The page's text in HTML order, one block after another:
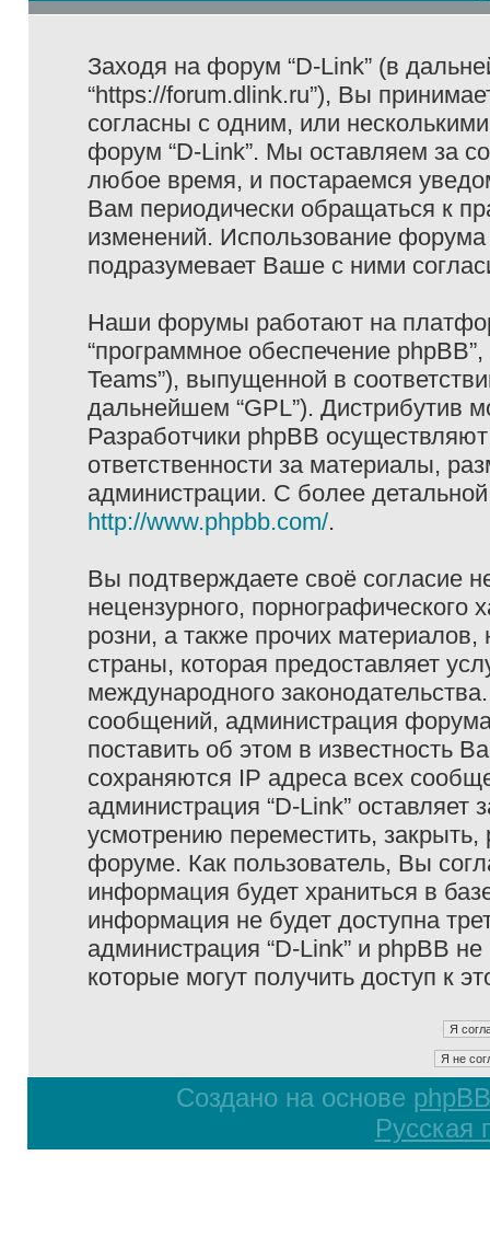
Заходя на форум “D-Link” (в
“https://forum.dlink.ru”), Вы
согласны с одним, или
форум “D-Link”. Мы оставляем за
любое время, и постараемся
Вам периодически обращаться к
изменений. Использование
подразумевает Ваше с ними
Наши форумы работают на
“программное обеспечение
Teams”), выпущенной в
дальнейшем “GPL”). Дистрибутив
Разработчики phpBB
ответственности за материалы,
администрации. С более
http://www.phpbb.com/.
Вы подтверждаете своё согласие
нецензурного, порнографического
розни, а также прочих
страны, которая предоставляет
международного
сообщений, администрация
поставить об этом в известность
сохраняются IP адреса всех
администрация “D-Link”
усмотрению переместить,
форуме. Как пользователь, Вы
информация будет храниться в
информация не будет доступна
администрация “D-Link” и phpBB
которые могут получить доступ к
Создано на основе phpBB
Русская